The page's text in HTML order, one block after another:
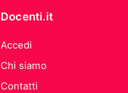
Docenti.it
Accedi
Chi siamo
Contatti